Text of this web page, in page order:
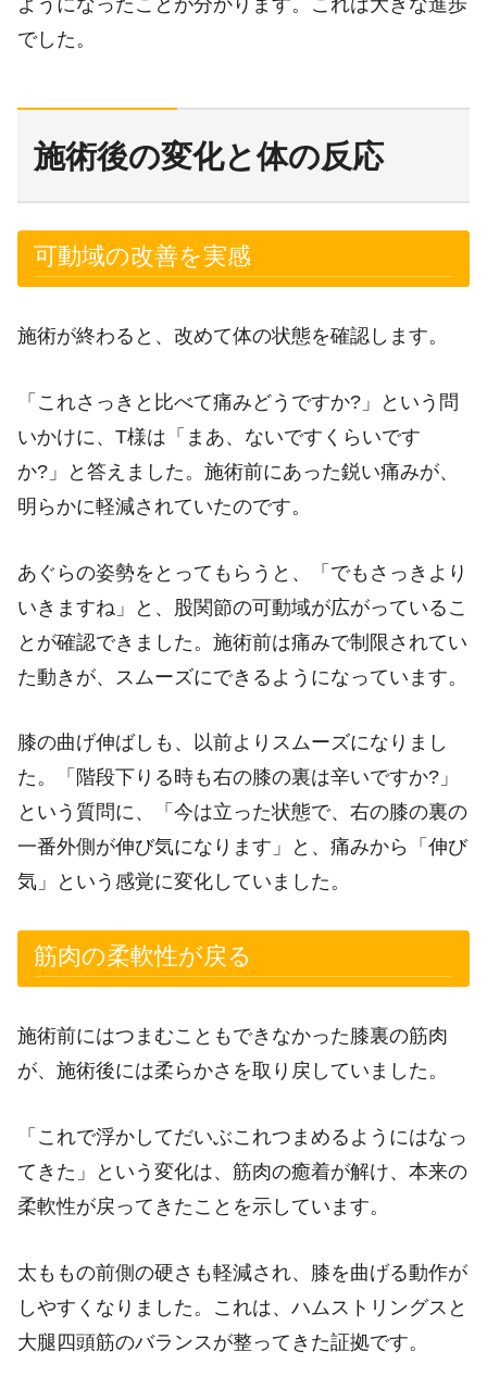
ようになったことが分かります。これは大きな進歩
でした。
施術後の変化と体の反応
可動域の改善を実感
施術が終わると、改めて体の状態を確認します。
「これさっきと比べて痛みどうですか?」という問
いかけに、T様は「まあ、ないですくらいです
か?」と答えました。施術前にあった鋭い痛みが、
明らかに軽減されていたのです。
あぐらの姿勢をとってもらうと、「でもさっきより
いきますね」と、股関節の可動域が広がっているこ
とが確認できました。施術前は痛みで制限されてい
た動きが、スムーズにできるようになっています。
膝の曲げ伸ばしも、以前よりスムーズになりまし
た。「階段下りる時も右の膝の裏は辛いですか?」
という質問に、「今は立った状態で、右の膝の裏の
一番外側が伸び気になります」と、痛みから「伸び
気」という感覚に変化していました。
筋肉の柔軟性が戻る
施術前にはつまむこともできなかった膝裏の筋肉
が、施術後には柔らかさを取り戻していました。
「これで浮かしてだいぶこれつまめるようにはなっ
てきた」という変化は、筋肉の癒着が解け、本来の
柔軟性が戻ってきたことを示しています。
太ももの前側の硬さも軽減され、膝を曲げる動作が
しやすくなりました。これは、ハムストリングスと
大腿四頭筋のバランスが整ってきた証拠です。